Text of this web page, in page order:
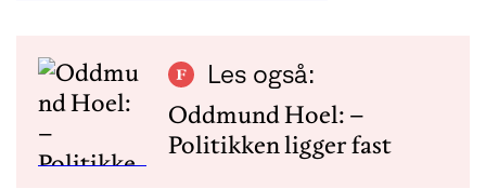
Les også:
Oddmund Hoel: –
Politikken ligger fast